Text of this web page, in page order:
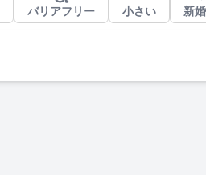
バリアフリー 小さい 新